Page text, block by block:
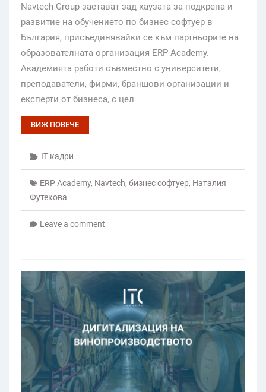
Navtech Group застават зад каузата за подкрепа и
развитие на обучението по бизнес софтуер в
България, присъединявайки се към партньорите на
образователната организация ERP Academy.
Академията работи съвместно с университети,
преподаватели, фирми, браншови организации и
експерти от бизнеса, с цел
ВИЖ ПОВЕЧЕ
IT кадри
ERP Academy, Navtech, бизнес софтуер, Наталия
Футекова
Leave a comment